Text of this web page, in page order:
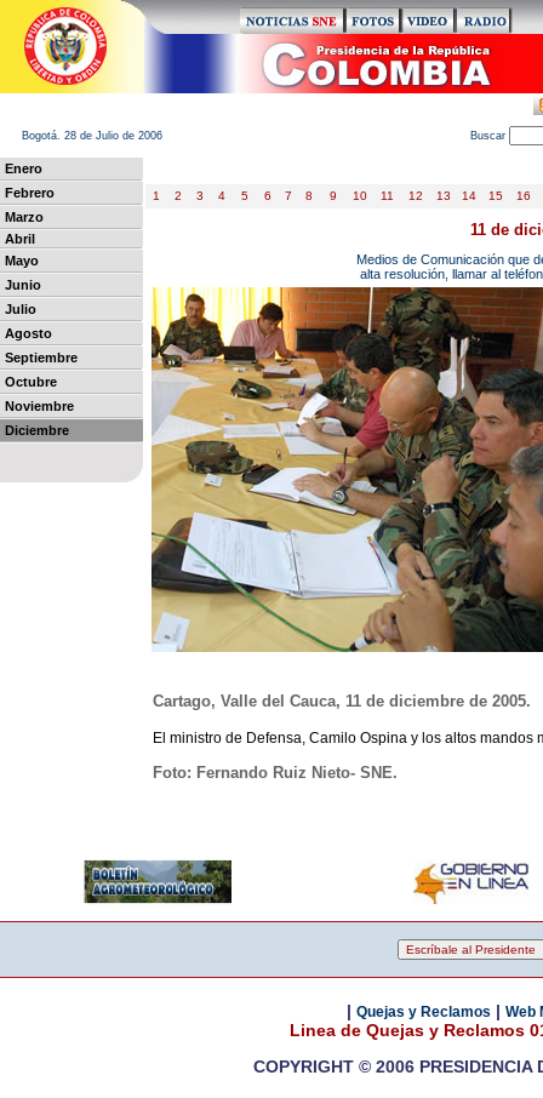
Bogotá. 28 de Julio de 2006 Buscar
Enero
Febrero
Marzo
Abril
Mayo
Junio
Julio
Agosto
Septiembre
Octubre
Noviembre
Diciembre
1 2 3 4 5 6 7 8 9 10 11 12 13 14 15 16
11 de
Medios de Comunicación que
alta resolución, llamar al
Cartago, Valle del Cauca, 11 de diciembre de 2005.
El ministro de Defensa, Camilo Ospina y los altos
Foto: Fernando Ruiz Nieto- SNE.
| Quejas y Reclamos | Web
Linea de Quejas y Reclamos
COPYRIGHT © 2006 PRESIDENCIA